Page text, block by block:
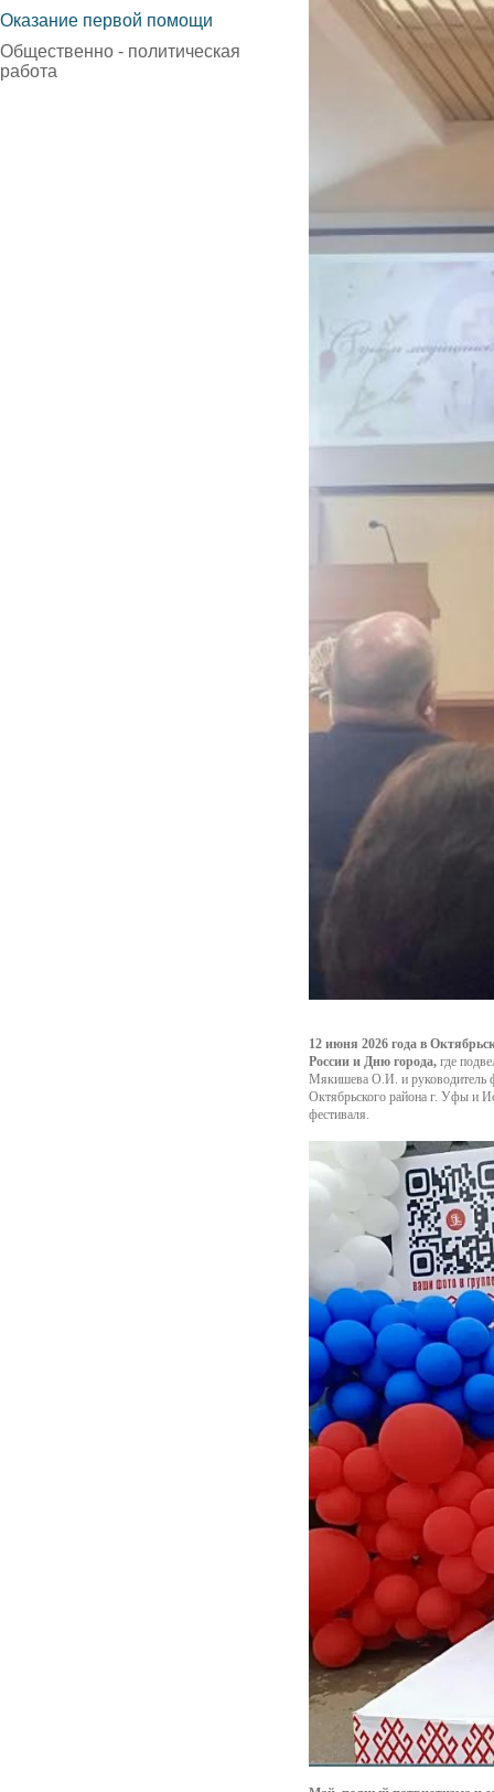
12 июня 2026 года в
России и Дню города, где
Мякишева О.И. и руководитель
Октябрьского района г. Уфы и
фестиваля.
Оказание первой помощи
Общественно - политическая
работа